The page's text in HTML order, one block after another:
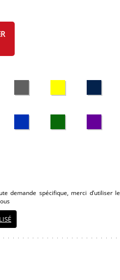
demande spécifique, merci d’utiliser le